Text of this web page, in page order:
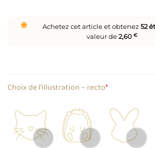
Achetez cet article et obtenez 52
valeur de2,60 €
*
Choix de l'illustration – recto